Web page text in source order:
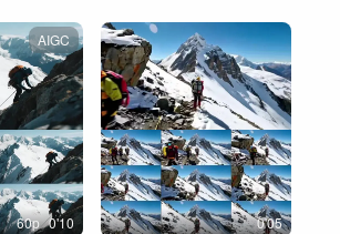
AIGC
60p 0'10 0'05